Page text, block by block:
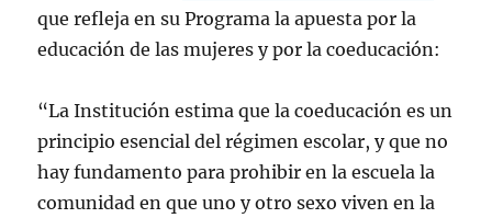
que refleja en su Programa la apuesta por la
educación de las mujeres y por la coeducación:
“La Institución estima que la coeducación es un
principio esencial del régimen escolar, y que no
hay fundamento para prohibir en la escuela la
comunidad en que uno y otro sexo viven en la